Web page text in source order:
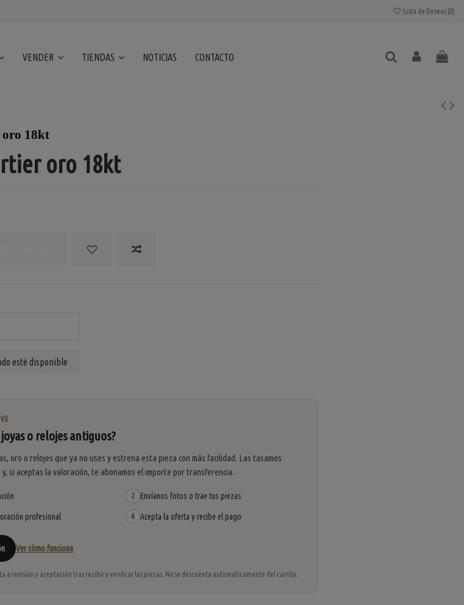
Lista de Deseos (0)
VENDER TIENDAS NOTICIAS CONTACTO
18kt
oro 18kt
joyas o relojes antiguos?
oro o relojes que ya no uses y estrena esta pieza con más facilidad. Las tasamos
si aceptas la valoración, te abonamos el importe por transferencia.
2 Envíanos fotos o trae tus piezas
profesional 4 Acepta la oferta y recibe el pago
Ver cómo funciona
a revisión y aceptación tras recibir y verificar las piezas. No se descuenta automáticamente del carrito.